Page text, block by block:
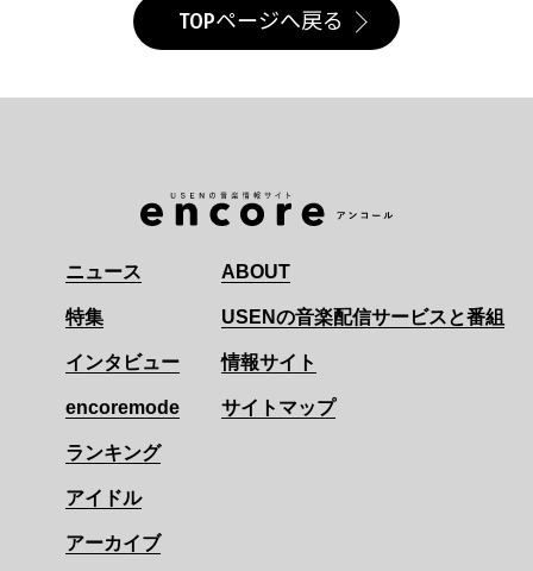
TOPページへ戻る
ニュース
特集
インタビュー
encoremode
ランキング
アイドル
アーカイブ
ABOUT
USENの音楽配信サービスと番組
情報サイト
サイトマップ